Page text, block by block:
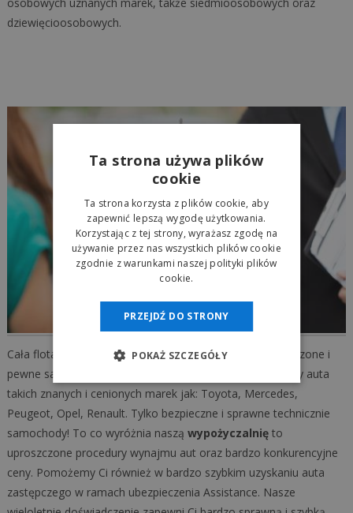
dziewięcioosobowych.
Cała flota aut naszejautowypożyczalnito tylko sprawdzone i
pewne samochody. W naszej ofercie wynajmu posiadamy auta
takich znanych i cenionych marek jak: Toyota, Mercedes,
Peugeot, Opel, Renault. Tylko bezpieczne i sprawne technicznie
samochody! To co wyróżnia naszą wypożyczalnięto
uproszczone procedury wynajmu aut oraz bardzo konkurencyjne
ceny. Pomożemy Ci również w bardzo szybkim uzyskaniu auta
zastępczego w ramach ubezpieczenia Assistance. Nasze
Ta strona używa plików
cookie
Ta strona korzysta z plików cookie, aby
zapewnić lepszą wygodę użytkowania.
Korzystając z tej strony, wyrażasz zgodę na
używanie przez nas wszystkich plików cookie
zgodnie z warunkami naszej polityki plików
cookie.
PRZEJDŹ DO STRONY
POKAŻ SZCZEGÓŁY